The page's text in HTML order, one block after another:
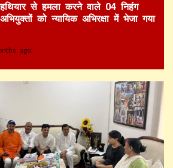
हथियार से हमला करने वाले 04 निहंग
को न्यायिक अभिरक्षा में भेजा गया
ago